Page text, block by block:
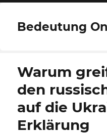
Bedeutung
Warum
den
auf die
Erklärung